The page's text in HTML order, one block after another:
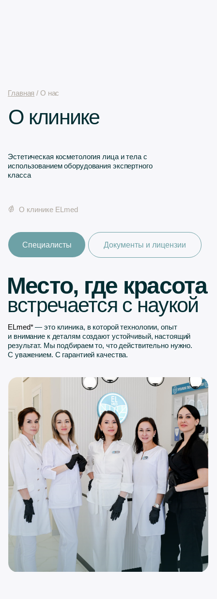
О клинике
Специалисты
ELmed*— это клиника, в которой технологии, опыт
и внимание к деталям создают устойчивый, настоящий
результат. Мы подбираем то, что действительно нужно.
С уважением. С гарантией качества.
Место, где красота
Сведения
об организации